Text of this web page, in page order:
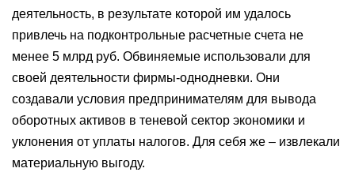
деятельность, в результате которой им удалось
привлечь на подконтрольные расчетные счета не
менее 5 млрд руб. Обвиняемые использовали для
своей деятельности фирмы-однодневки. Они
создавали условия предпринимателям для вывода
оборотных активов в теневой сектор экономики и
уклонения от уплаты налогов. Для себя же – извлекали
материальную выгоду.